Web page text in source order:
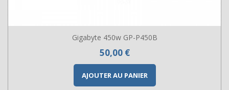
Gigabyte 450w GP-P450B
Prix
50,00 €
AJOUTER AU PANIER